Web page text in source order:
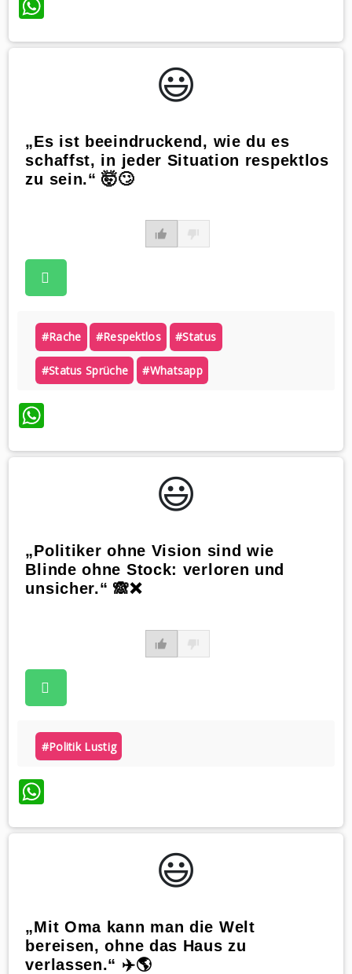
😃️
„Es ist beeindruckend, wie du es
schaffst, in jeder Situation respektlos
zu sein.“ 🤯🙄
#rache #respektlos #status
#status Sprüche #whatsapp
WhatsApp
😃️
„Politiker ohne Vision sind wie
Blinde ohne Stock: verloren und
unsicher.“ 🙈❌
#politik Lustig
WhatsApp
😃️
„Mit Oma kann man die Welt
bereisen, ohne das Haus zu
verlassen.“ ✈️🌎